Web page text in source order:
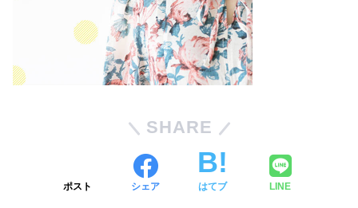
SHARE
ポスト シェア はてブ LINE